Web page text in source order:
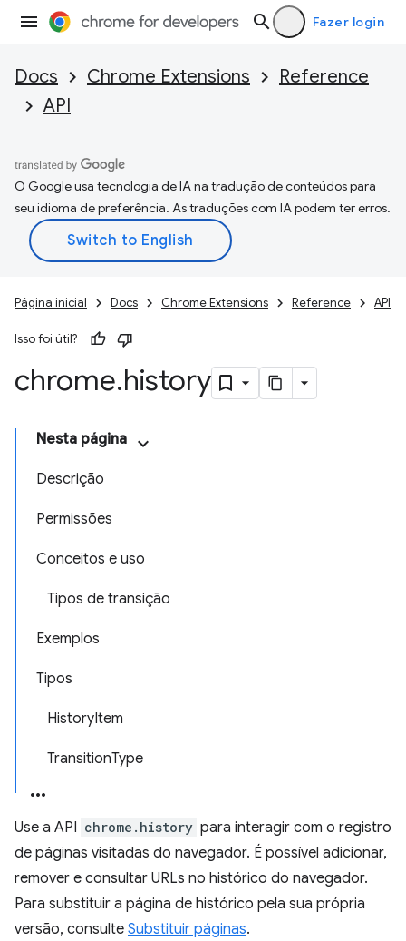
Fazer login
Docs Chrome Extensions
Reference
API
O Google usa tecnologia de IA na tradução de conteúdos para
seu idioma de preferência. As traduções com IA podem ter erros.
Página inicial Docs Chrome Extensions Reference API
Isso foi útil?
chrome.history
Nesta página
Descrição
Permissões
Conceitos e uso
Tipos de transição
Exemplos
Tipos
HistoryItem
TransitionType
Use a API chrome.history para interagir com o registro
de páginas visitadas do navegador. É possível adicionar,
remover e consultar URLs no histórico do navegador.
Para substituir a página de histórico pela sua própria
versão, consulte Substituir páginas.